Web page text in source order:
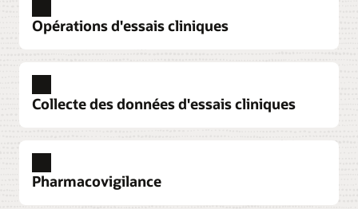
Opérations d'essais cliniques
Collecte des données d'essais cliniques
Pharmacovigilance